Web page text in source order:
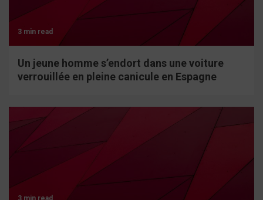
3 min read
Un jeune homme s’endort dans une voiture
verrouillée en pleine canicule en Espagne
3 min read